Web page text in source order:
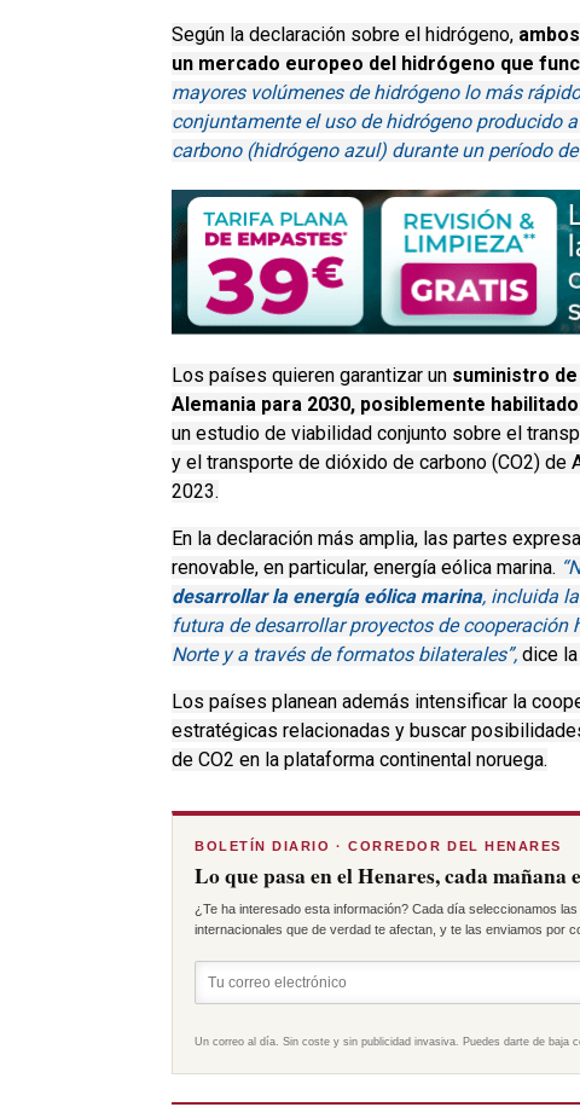
Según la declaración sobre el hidrógeno,
un mercado europeo del hidrógeno que
mayores volúmenes de hidrógeno lo más
conjuntamente el uso de hidrógeno producido
carbono (hidrógeno azul) durante un período
Los países quieren garantizar un suministro
Alemania para 2030, posiblemente
un estudio de viabilidad conjunto sobre el
y el transporte de dióxido de carbono (CO2) de
2023.
En la declaración más amplia, las partes
renovable, en particular, energía eólica marina.
desarrollar la energía eólica marina, incluida
futura de desarrollar proyectos de cooperación
Norte y a través de formatos bilaterales”, dice
Los países planean además intensificar la
estratégicas relacionadas y buscar
de CO2 en la plataforma continental noruega.
BOLETÍN DIARIO · CORREDOR DEL HENARES
Lo que pasa en el Henares, cada mañana
¿Te ha interesado esta información? Cada día seleccionamos
internacionales que de verdad te afectan, y te las enviamos por
Un correo al día. Sin coste y sin publicidad invasiva. Puedes darte de baja